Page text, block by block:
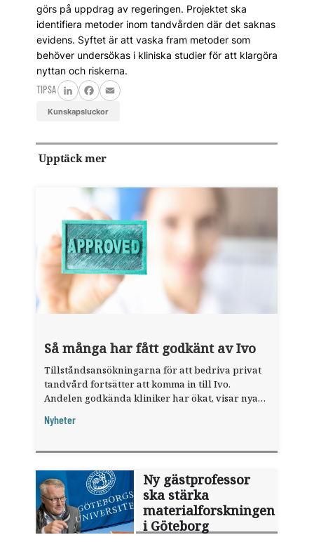
görs på uppdrag av regeringen. Projektet ska
identifiera metoder inom tandvården där det saknas
evidens. Syftet är att vaska fram metoder som
behöver undersökas i kliniska studier för att klargöra
nyttan och riskerna.
TIPSA
LinkedInFacebook
Email
kunskapsluckor
Upptäck mer
Så många har fått godkänt av Ivo
Tillståndsansökningarna för att bedriva privat
tandvård fortsätter att komma in till Ivo.
Andelen godkända kliniker har ökat, visar nya
Nyheter
Ny gästprofessor
ska stärka
materialforskningen
i Göteborg